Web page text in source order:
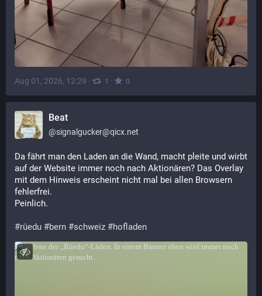
Aug 01, 2026, 12:29 · 1 · 0
Beat
@signalgucker@qicx.net
Da fährt man den Laden an die Wand, macht pleite und wirbt
auf der Website immer noch nach Aktionären? Das Overlay
mit dem Hinweis erscheint nicht mal bei allen Browsern
fehlerfrei.
Peinlich.
#rüedu #bern #schweiz #hofladen